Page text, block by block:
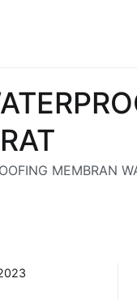
MEMBRAN